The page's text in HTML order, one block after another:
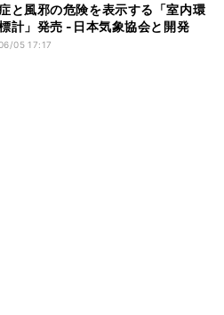
と風邪の危険を表示する「室内環
計」発売 -日本気象協会と開発
05 17:17